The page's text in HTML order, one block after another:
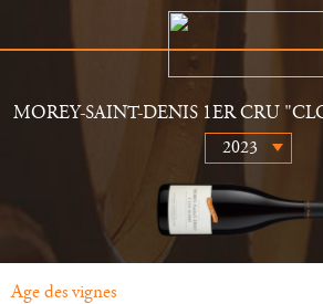
Vins
MOREY-SAINT-DENIS 1ER CRU
Age des vignes